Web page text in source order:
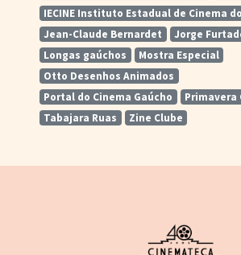
IECINE Instituto Estadual de Cinema
Jean-Claude Bernardet
Jorge
Longas gaúchos
Mostra Especial
Otto Desenhos Animados
Portal do Cinema Gaúcho
Primavera
Tabajara Ruas
Zine Clube